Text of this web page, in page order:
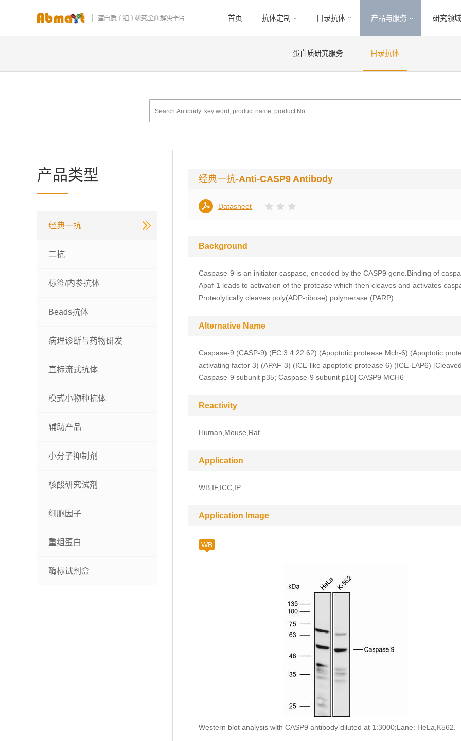
首页 抗体定制 目录抗体 产品与服务 研究领域
蛋白质研究服务 目录抗体
产品类型
经典一抗
二抗
标签/内参抗体
Beads抗体
病理诊断与药物研发
直标流式抗体
模式小物种抗体
辅助产品
小分子抑制剂
核酸研究试剂
细胞因子
重组蛋白
酶标试剂盒
经典一抗-Anti-CASP9 Antibody
Datasheet
Background
Caspase-9 is an initiator caspase, encoded by the CASP9 gene.Binding of
Apaf-1 leads to activation of the protease which then cleaves and activates
Proteolytically cleaves poly(ADP-ribose) polymerase (PARP).
Alternative Name
Caspase-9 (CASP-9) (EC 3.4.22.62) (Apoptotic protease Mch-6) (Apoptotic
activating factor 3) (APAF-3) (ICE-like apoptotic protease 6) (ICE-LAP6)
Caspase-9 subunit p35; Caspase-9 subunit p10] CASP9 MCH6
Reactivity
Human,Mouse,Rat
Application
WB,IF,ICC,IP
Application Image
WB
Western blot analysis with CASP9 antibody diluted at 1:3000;Lane: HeLa,K562.